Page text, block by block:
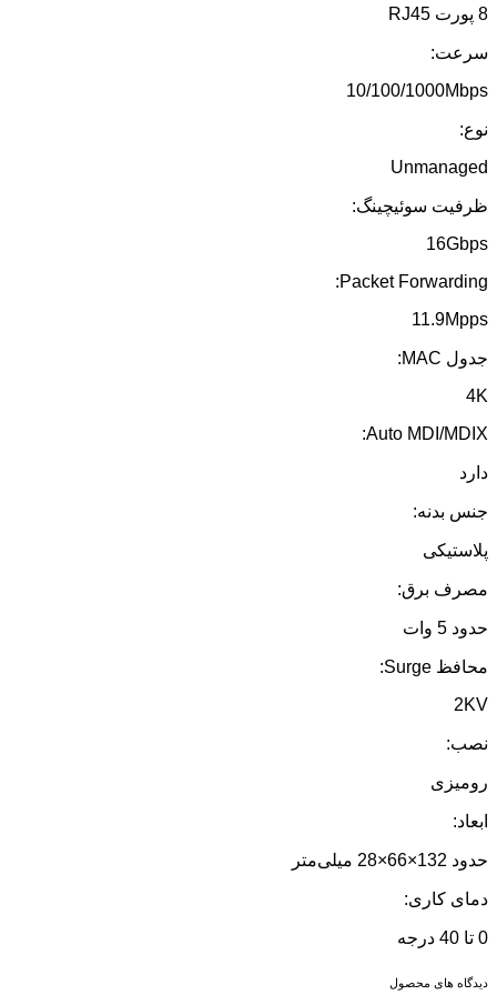
8 پورت RJ45
سرعت:
10/100/1000Mbps
نوع:
Unmanaged
ظرفیت سوئیچینگ:
16Gbps
Packet Forwarding:
11.9Mpps
جدول MAC:
4K
Auto MDI/MDIX:
دارد
جنس بدنه:
پلاستیکی
مصرف برق:
حدود 5 وات
محافظ Surge:
2KV
نصب:
رومیزی
ابعاد:
حدود 132×66×28 میلی‌متر
دمای کاری:
0 تا 40 درجه
دیدگاه های محصول